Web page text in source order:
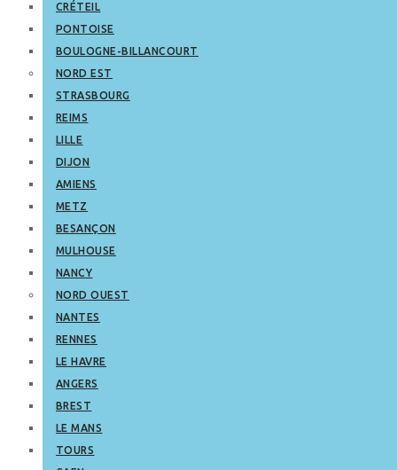
CRÉTEIL
PONTOISE
BOULOGNE-BILLANCOURT
NORD EST
STRASBOURG
REIMS
LILLE
DIJON
AMIENS
METZ
BESANÇON
MULHOUSE
NANCY
NORD OUEST
NANTES
RENNES
LE HAVRE
ANGERS
BREST
LE MANS
TOURS